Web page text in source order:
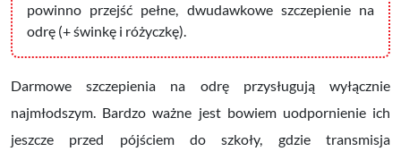
powinno przejść pełne, dwudawkowe szczepienie na
odrę (+ świnkę i różyczkę).
Darmowe szczepienia na odrę przysługują wyłącznie
najmłodszym. Bardzo ważne jest bowiem uodpornienie ich
jeszcze przed pójściem do szkoły, gdzie transmisja